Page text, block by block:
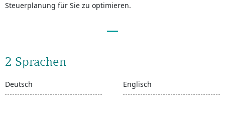
Steuerplanung für Sie zu optimieren.
2 Sprachen
Deutsch Englisch